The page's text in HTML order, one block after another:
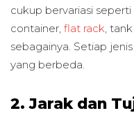
cukup bervariasi seperti
container, flat rack,
sebagainya. Setiap
yang berbeda.
2. Jarak dan